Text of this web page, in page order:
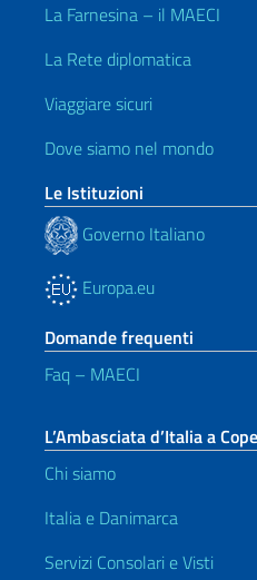
La Farnesina – il MAECI
La Rete diplomatica
Viaggiare sicuri
Dove siamo nel mondo
Le Istituzioni
Governo Italiano
Europa.eu
Domande frequenti
Faq – MAECI
L’Ambasciata d’Italia a
Chi siamo
Italia e Danimarca
Servizi Consolari e Visti